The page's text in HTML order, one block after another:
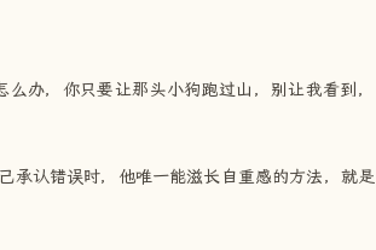
办，你只要让那头小狗跑过山，别让我看到，
承认错误时，他唯一能滋长自重感的方法，就是